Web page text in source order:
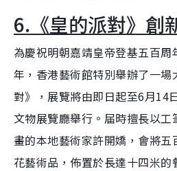
6.《皇的派對》創
為慶祝明朝嘉靖皇帝登基五百周
年，香港藝術館特別舉辦了一
對》，展覽將由即日起至6月14
文物展覽廳舉行。届時擅長以
畫的本地藝術家許開嬌，會將
花藝術品，佈置於長達十四米